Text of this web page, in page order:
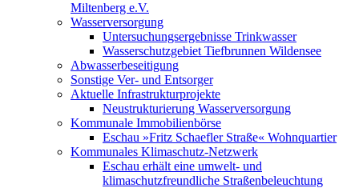
Miltenberg e.V.
Wasserversorgung
Untersuchungsergebnisse Trinkwasser
Wasserschutzgebiet Tiefbrunnen Wildensee
Abwasserbeseitigung
Sonstige Ver- und Entsorger
Aktuelle Infrastrukturprojekte
Neustrukturierung Wasserversorgung
Kommunale Immobilienbörse
Eschau »Fritz Schaefler Straße« Wohnquartier
Kommunales Klimaschutz-Netzwerk
Eschau erhält eine umwelt- und
klimaschutzfreundliche Straßenbeleuchtung